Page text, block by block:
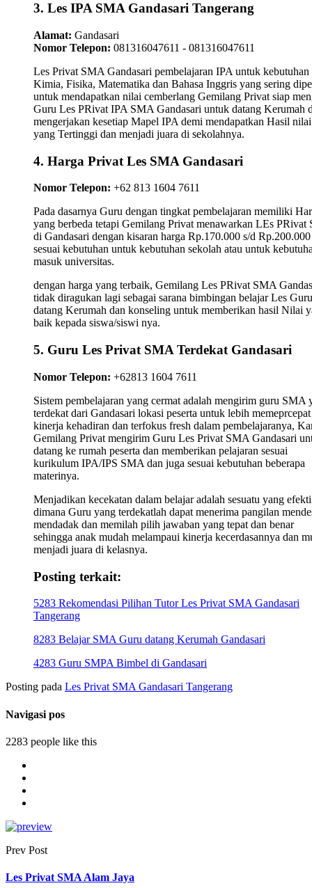
3. Les IPA SMA Gandasari Tangerang
Alamat: Gandasari
Nomor Telepon: 081316047611 - 081316047611
Les Privat SMA Gandasari pembelajaran IPA untuk kebutuhan
Kimia, Fisika, Matematika dan Bahasa Inggris yang sering
untuk mendapatkan nilai cemberlang Gemilang Privat siap
Guru Les PRivat IPA SMA Gandasari untuk datang Kerumah
mengerjakan kesetiap Mapel IPA demi mendapatkan Hasil nilai
yang Tertinggi dan menjadi juara di sekolahnya.
4. Harga Privat Les SMA Gandasari
Nomor Telepon: +62 813 1604 7611
Pada dasarnya Guru dengan tingkat pembelajaran memiliki
yang berbeda tetapi Gemilang Privat menawarkan LEs PRivat
di Gandasari dengan kisaran harga Rp.170.000 s/d Rp.200.000
sesuai kebutuhan untuk kebutuhan sekolah atau untuk
masuk universitas.
dengan harga yang terbaik, Gemilang Les PRivat SMA
tidak diragukan lagi sebagai sarana bimbingan belajar Les Guru
datang Kerumah dan konseling untuk memberikan hasil Nilai
baik kepada siswa/siswi nya.
5. Guru Les Privat SMA Terdekat Gandasari
Nomor Telepon: +62813 1604 7611
Sistem pembelajaran yang cermat adalah mengirim guru SMA
terdekat dari Gandasari lokasi peserta untuk lebih memeprcepat
kinerja kehadiran dan terfokus fresh dalam pembelajaranya,
Gemilang Privat mengirim Guru Les Privat SMA Gandasari
datang ke rumah peserta dan memberikan pelajaran sesuai
kurikulum IPA/IPS SMA dan juga sesuai kebutuhan beberapa
materinya.
Menjadikan kecekatan dalam belajar adalah sesuatu yang
dimana Guru yang terdekatlah dapat menerima pangilan
mendadak dan memilah pilih jawaban yang tepat dan benar
sehingga anak mudah melampaui kinerja kecerdasannya dan
menjadi juara di kelasnya.
Posting terkait:
5283 Rekomendasi Pilihan Tutor Les Privat SMA Gandasari
Tangerang
8283 Belajar SMA Guru datang Kerumah Gandasari
4283 Guru SMPA Bimbel di Gandasari
Posting pada Les Privat SMA Gandasari Tangerang
Navigasi pos
2283 people like this
Prev Post
Les Privat SMA Alam Jaya